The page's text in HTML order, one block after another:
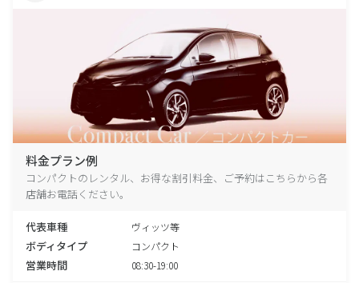
料金プラン例
コンパクトのレンタル、お得な割引料金、ご予約はこちらから各
店舗お電話ください。
代表車種 ヴィッツ等
ボディタイプ コンパクト
営業時間 08:30-19:00